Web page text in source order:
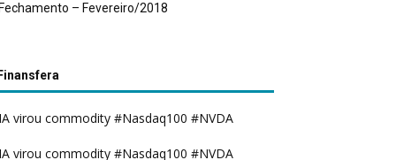
– Fevereiro/2018
virou commodity #Nasdaq100 #NVDA
virou commodity #Nasdaq100 #NVDA